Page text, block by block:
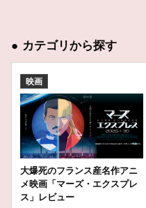
● カテゴリから探す
映画
大爆死のフランス産名作アニ
メ映画「マーズ・エクスプレ
ス」レビュー